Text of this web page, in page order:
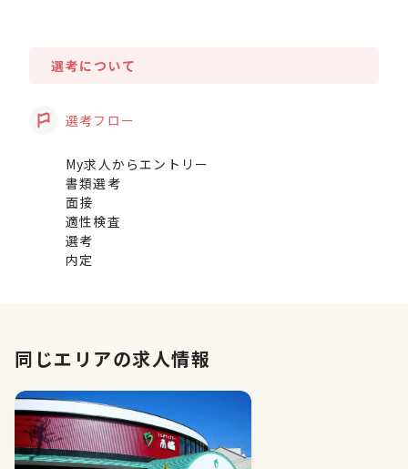
選考について
選考フロー
My求人からエントリー
書類選考
面接
適性検査
選考
内定
同じエリアの求人情報